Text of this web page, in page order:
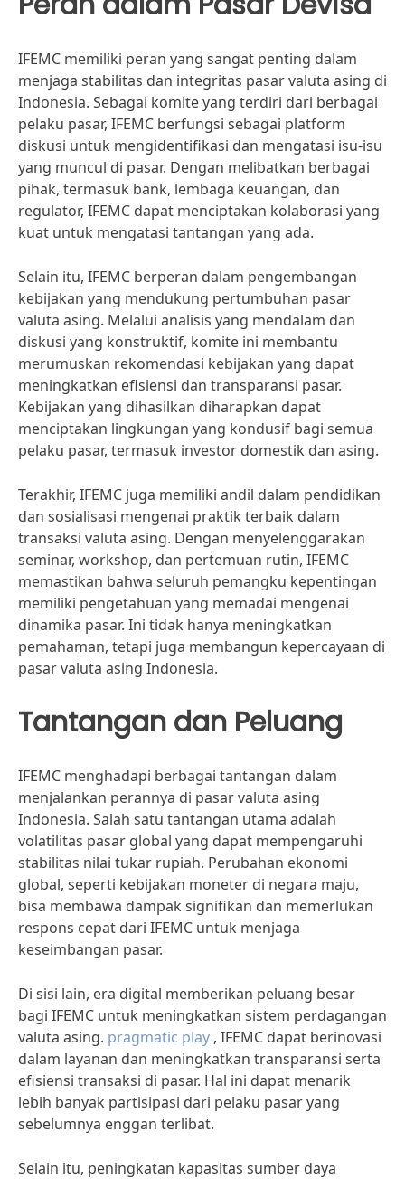
IFEMC memiliki peran yang sangat penting dalam
menjaga stabilitas dan integritas pasar valuta asing di
Indonesia. Sebagai komite yang terdiri dari berbagai
pelaku pasar, IFEMC berfungsi sebagai platform
diskusi untuk mengidentifikasi dan mengatasi isu-isu
yang muncul di pasar. Dengan melibatkan berbagai
pihak, termasuk bank, lembaga keuangan, dan
regulator, IFEMC dapat menciptakan kolaborasi yang
kuat untuk mengatasi tantangan yang ada.
Selain itu, IFEMC berperan dalam pengembangan
kebijakan yang mendukung pertumbuhan pasar
valuta asing. Melalui analisis yang mendalam dan
diskusi yang konstruktif, komite ini membantu
merumuskan rekomendasi kebijakan yang dapat
meningkatkan efisiensi dan transparansi pasar.
Kebijakan yang dihasilkan diharapkan dapat
menciptakan lingkungan yang kondusif bagi semua
pelaku pasar, termasuk investor domestik dan asing.
Terakhir, IFEMC juga memiliki andil dalam pendidikan
dan sosialisasi mengenai praktik terbaik dalam
transaksi valuta asing. Dengan menyelenggarakan
seminar, workshop, dan pertemuan rutin, IFEMC
memastikan bahwa seluruh pemangku kepentingan
memiliki pengetahuan yang memadai mengenai
dinamika pasar. Ini tidak hanya meningkatkan
pemahaman, tetapi juga membangun kepercayaan di
pasar valuta asing Indonesia.
Tantangan dan Peluang
IFEMC menghadapi berbagai tantangan dalam
menjalankan perannya di pasar valuta asing
Indonesia. Salah satu tantangan utama adalah
volatilitas pasar global yang dapat mempengaruhi
stabilitas nilai tukar rupiah. Perubahan ekonomi
global, seperti kebijakan moneter di negara maju,
bisa membawa dampak signifikan dan memerlukan
respons cepat dari IFEMC untuk menjaga
keseimbangan pasar.
Di sisi lain, era digital memberikan peluang besar
bagi IFEMC untuk meningkatkan sistem perdagangan
valuta asing. pragmatic play , IFEMC dapat berinovasi
dalam layanan dan meningkatkan transparansi serta
efisiensi transaksi di pasar. Hal ini dapat menarik
lebih banyak partisipasi dari pelaku pasar yang
sebelumnya enggan terlibat.
Selain itu, peningkatan kapasitas sumber daya